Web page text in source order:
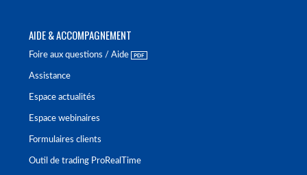
AIDE & ACCOMPAGNEMENT
Foire aux questions / Aide
Assistance
Espace actualités
Espace webinaires
Formulaires clients
Outil de trading ProRealTime